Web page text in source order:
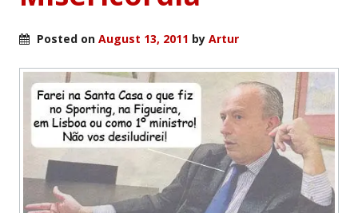
Posted on August 13, 2011 by Artur